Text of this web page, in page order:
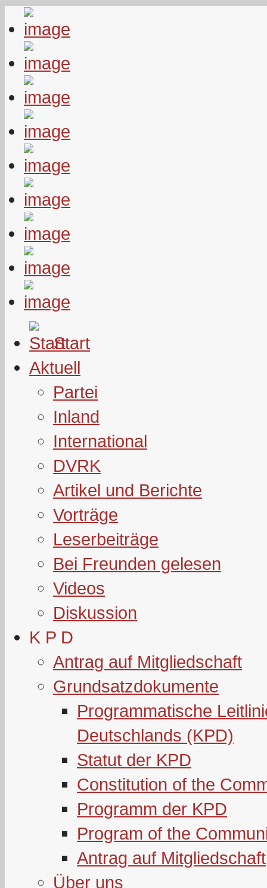
Start
Aktuell
Partei
Inland
International
DVRK
Artikel und Berichte
Vorträge
Leserbeiträge
Bei Freunden gelesen
Videos
Diskussion
K P D
Antrag auf Mitgliedschaft
Grundsatzdokumente
Programmatische
Deutschlands (KPD)
Statut der KPD
Constitution of the
Programm der KPD
Program of the
Antrag auf Mitgliedschaft
Über uns